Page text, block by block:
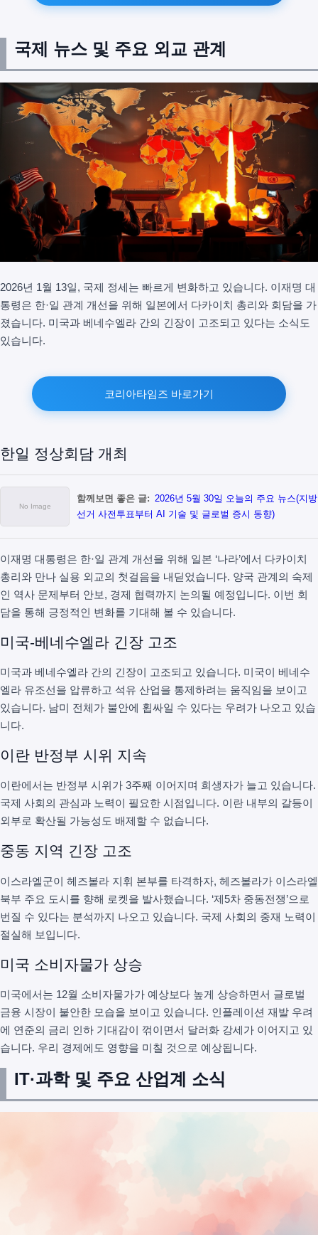
국제 뉴스 및 주요 외교 관계
2026년 1월 13일, 국제 정세는 빠르게 변화하고 있습니다. 이재명 대
통령은 한·일 관계 개선을 위해 일본에서 다카이치 총리와 회담을 가
졌습니다. 미국과 베네수엘라 간의 긴장이 고조되고 있다는 소식도
있습니다.
코리아타임즈 바로가기
한일 정상회담 개최
함께보면 좋은 글: 2026년 5월 30일 오늘의 주요 뉴스(지방
선거 사전투표부터 AI 기술 및 글로벌 증시 동향)
이재명 대통령은 한·일 관계 개선을 위해 일본 ‘나라’에서 다카이치
총리와 만나 실용 외교의 첫걸음을 내딛었습니다. 양국 관계의 숙제
인 역사 문제부터 안보, 경제 협력까지 논의될 예정입니다. 이번 회
담을 통해 긍정적인 변화를 기대해 볼 수 있습니다.
미국-베네수엘라 긴장 고조
미국과 베네수엘라 간의 긴장이 고조되고 있습니다. 미국이 베네수
엘라 유조선을 압류하고 석유 산업을 통제하려는 움직임을 보이고
있습니다. 남미 전체가 불안에 휩싸일 수 있다는 우려가 나오고 있습
니다.
이란 반정부 시위 지속
이란에서는 반정부 시위가 3주째 이어지며 희생자가 늘고 있습니다.
국제 사회의 관심과 노력이 필요한 시점입니다. 이란 내부의 갈등이
외부로 확산될 가능성도 배제할 수 없습니다.
중동 지역 긴장 고조
이스라엘군이 헤즈볼라 지휘 본부를 타격하자, 헤즈볼라가 이스라엘
북부 주요 도시를 향해 로켓을 발사했습니다. ‘제5차 중동전쟁’으로
번질 수 있다는 분석까지 나오고 있습니다. 국제 사회의 중재 노력이
절실해 보입니다.
미국 소비자물가 상승
미국에서는 12월 소비자물가가 예상보다 높게 상승하면서 글로벌
금융 시장이 불안한 모습을 보이고 있습니다. 인플레이션 재발 우려
에 연준의 금리 인하 기대감이 꺾이면서 달러화 강세가 이어지고 있
습니다. 우리 경제에도 영향을 미칠 것으로 예상됩니다.
IT·과학 및 주요 산업계 소식